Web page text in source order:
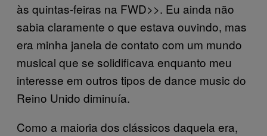
às quintas-feiras na FWD>>. Eu ainda não
sabia claramente o que estava ouvindo, mas
era minha janela de contato com um mundo
musical que se solidificava enquanto meu
interesse em outros tipos de dance music do
Reino Unido diminuía.
Como a maioria dos clássicos daquela era,